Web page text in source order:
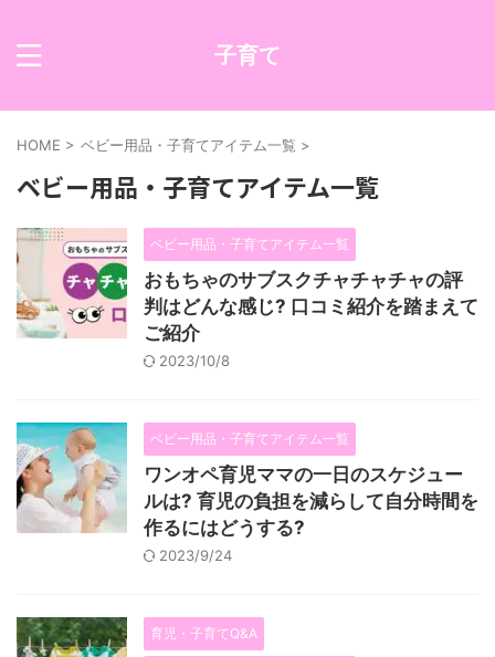
子育て
HOME > ベビー用品・子育てアイテム一覧 >
ベビー用品・子育てアイテム一覧
ベビー用品・子育てアイテム一覧
おもちゃのサブスクチャチャチャの評
判はどんな感じ? 口コミ紹介を踏まえて
ご紹介
2023/10/8
ベビー用品・子育てアイテム一覧
ワンオペ育児ママの一日のスケジュー
ルは? 育児の負担を減らして自分時間を
作るにはどうする?
2023/9/24
育児・子育てQ&A